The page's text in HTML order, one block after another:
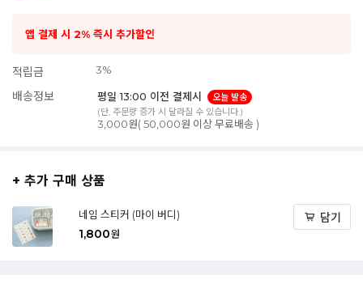
앱 결제 시 2% 즉시 추가할인
적립금 3%
배송정보 평일 13:00 이전 결제시
오늘 발송
(단, 주문량 증가 시 달라질 수 있습니다.)
3,000원( 50,000원 이상 무료배송 )
+ 추가 구매 상품
네임 스티커 (마이 버디)
1,800원
담기